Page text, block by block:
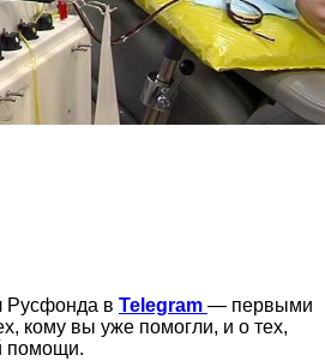
Русфонда в Telegram — первыми
кому вы уже помогли, и о тех,
помощи.